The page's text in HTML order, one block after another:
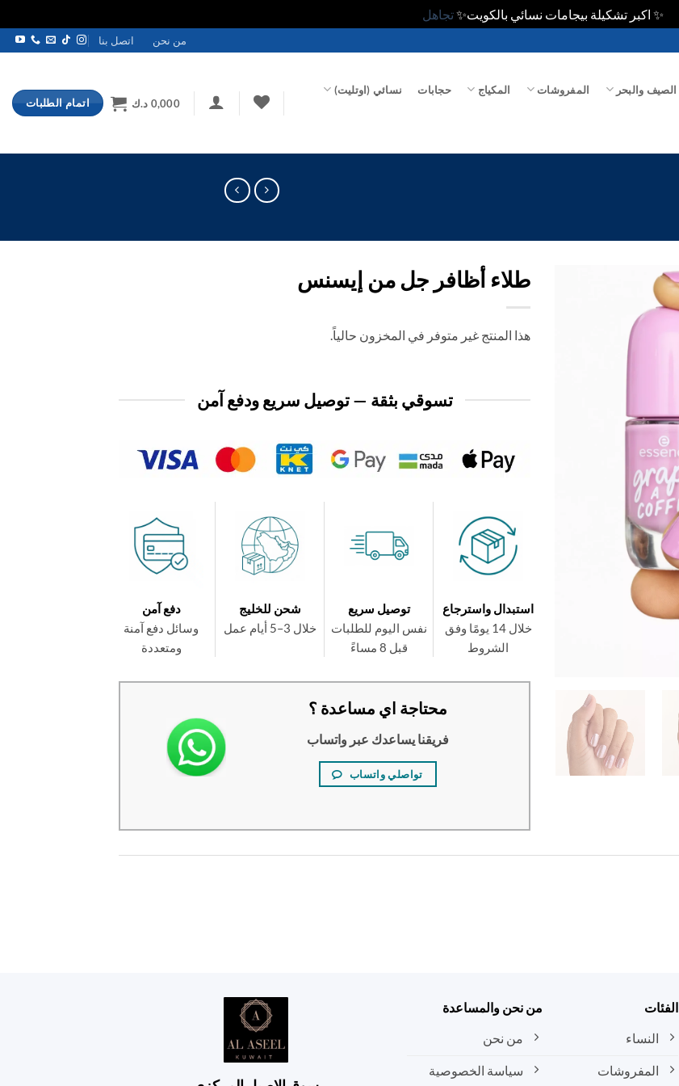
✨ اكبر تشكيلة بيجامات نسائي بالكويت✨تجاهل
من نحن اتصل بنا
الصيف والبحر المفروشات المكياج حجابات نسائي (اوتليت)
0,000 د.ك اتمام الطلبات
طلاء أظافر جل من إيسنس
هذا المنتج غير متوفر في المخزون حالياً.
تسوقي بثقة — توصيل سريع ودفع آمن
استبدال واسترجاع
خلال 14 يومًا وفق
الشروط
توصيل سريع
نفس اليوم للطلبات
قبل 8 مساءً
شحن للخليج
خلال 3–5 أيام عمل
دفع آمن
وسائل دفع آمنة
ومتعددة
محتاجة اي مساعدة ؟
فريقنا يساعدك عبر واتساب
تواصلي واتساب
الفئات
النساء
المفروشات
من نحن والمساعدة
من نحن
سياسة الخصوصية